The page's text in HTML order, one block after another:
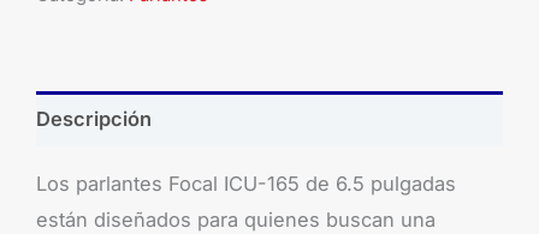
Descripción
Los parlantes Focal ICU-165 de 6.5 pulgadas
están diseñados para quienes buscan una